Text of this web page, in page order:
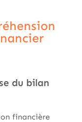
du bilan
financière